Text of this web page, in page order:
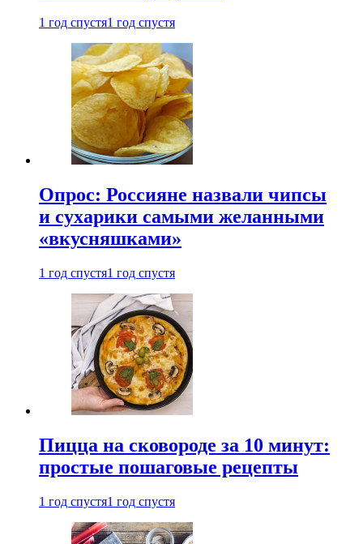
1 год спустя1 год спустя
Опрос: Россияне назвали чипсы
и сухарики самыми желанными
«вкусняшками»
1 год спустя1 год спустя
Пицца на сковороде за 10 минут:
простые пошаговые рецепты
1 год спустя1 год спустя